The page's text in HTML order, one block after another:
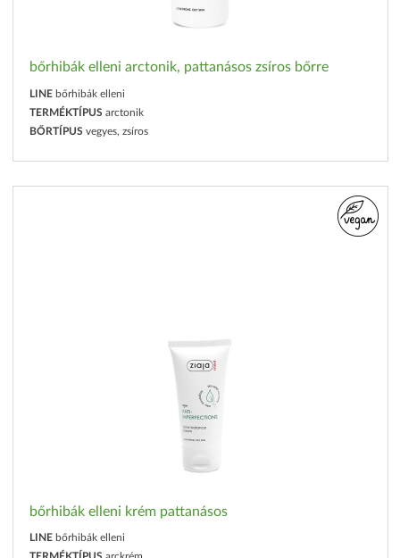
bőrhibák elleni arctonik, pattanásos zsíros bőrre
LINE bőrhibák elleni
TERMÉKTÍPUS arctonik
BŐRTÍPUS vegyes, zsíros
bőrhibák elleni krém pattanásos
LINE bőrhibák elleni